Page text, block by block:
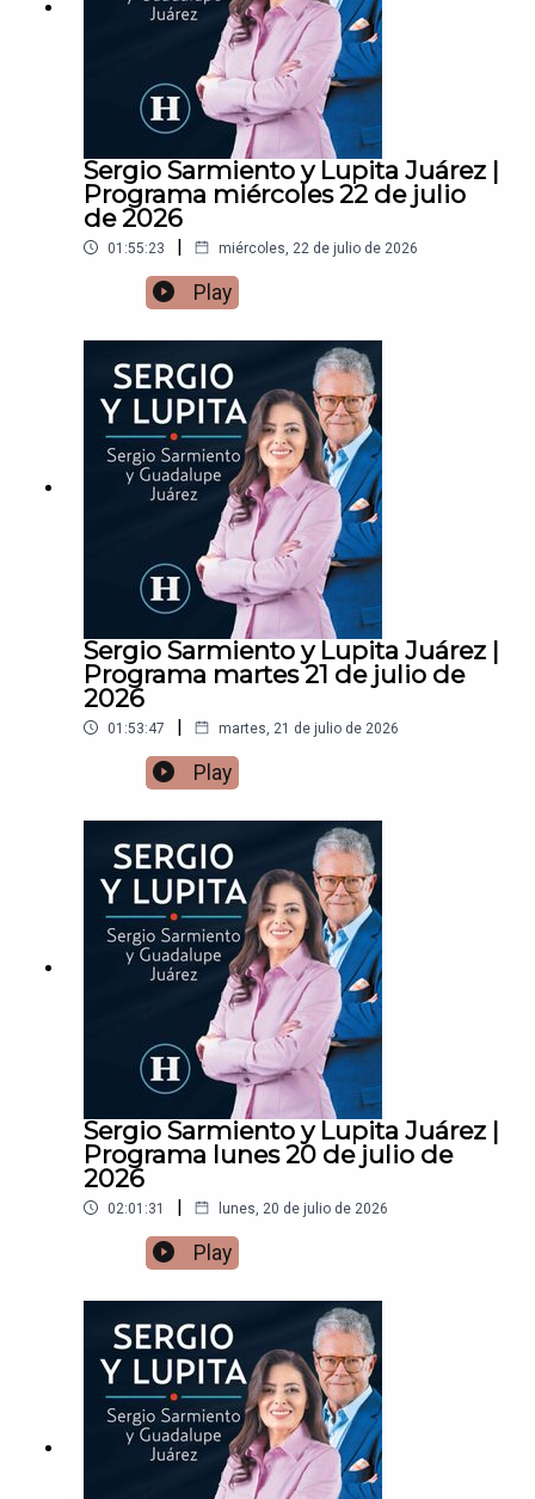
Sergio Sarmiento y Lupita Juárez |
Programa miércoles 22 de julio
de 2026
01:55:23 | miércoles, 22 de julio de 2026
Play
Sergio Sarmiento y Lupita Juárez |
Programa martes 21 de julio de
2026
01:53:47 | martes, 21 de julio de 2026
Play
Sergio Sarmiento y Lupita Juárez |
Programa lunes 20 de julio de
2026
02:01:31 | lunes, 20 de julio de 2026
Play